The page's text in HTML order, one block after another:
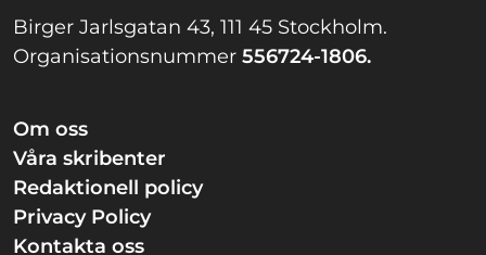
Birger Jarlsgatan 43, 111 45 Stockholm.
Organisationsnummer 556724-1806.
Om oss
Våra skribenter
Redaktionell policy
Privacy Policy
Kontakta oss